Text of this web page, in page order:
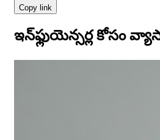
Copy link
ఇన్‌ఫ్లుయెన్సర్ల కోసం